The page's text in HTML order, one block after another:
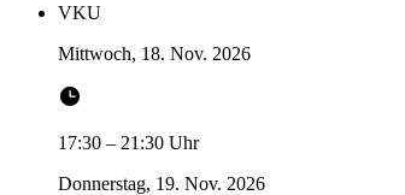
VKU
Mittwoch, 18. Nov. 2026
17:30 – 21:30 Uhr
Donnerstag, 19. Nov. 2026